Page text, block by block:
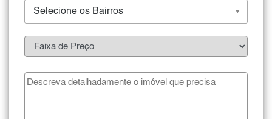
Selecione os Bairros